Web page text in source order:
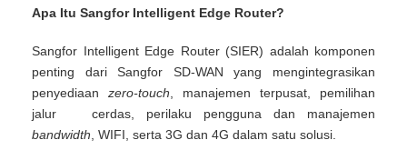
Apa Itu Sangfor Intelligent Edge Router?
Sangfor Intelligent Edge Router (SIER) adalah komponen
penting dari Sangfor SD-WAN yang mengintegrasikan
penyediaan zero-touch , manajemen terpusat, pemilihan
jalur cerdas, perilaku pengguna dan manajemen
bandwidth , WIFI, serta 3G dan 4G dalam satu solusi.